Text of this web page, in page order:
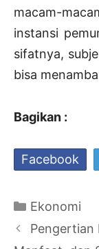
macam-
instansi
sifatnya,
bisa
Bagikan :
Facebook
Kategori
Ekonomi
Navigasi
Tulisan
Pengertian